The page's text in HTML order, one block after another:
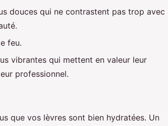
douces qui ne contrastent pas trop avec
feu.
vibrantes qui mettent en valeur leur
professionnel.
que vos lèvres sont bien hydratées. Un